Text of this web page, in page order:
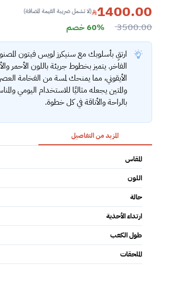
1400.00 (لا تشمل ضريبة القيمة المضافة)
3500.00 60% خصم
ارتقِ بأسلوبك مع سنيكرز لويس فيتون
الأيقوني، مما يمنحك لمسة من الفخامة
والمتين يجعله مثاليًا للاستخدام اليومي
بالراحة والأناقة في كل خطوة.
المزيد من التفاصيل
المقاس
اللون
حالة
ارتداء الأحذية
طول الكعب
الملحقات